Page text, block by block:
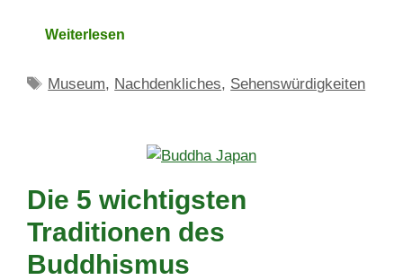
Weiterlesen
Schlagwörter
Museum, Nachdenkliches, Sehenswürdigkeiten
Die 5 wichtigsten
Traditionen des
Buddhismus